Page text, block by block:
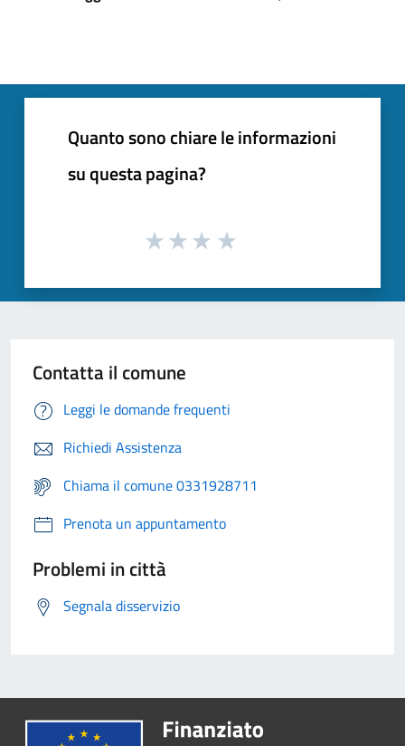
Quanto sono chiare le informazioni
su questa pagina?
Contatta il comune
Leggi le domande frequenti
Richiedi Assistenza
Chiama il comune 0331928711
Prenota un appuntamento
Problemi in città
Segnala disservizio